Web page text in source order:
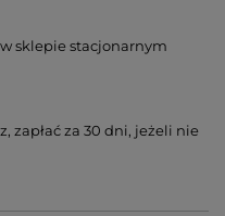
sklepie stacjonarnym
zapłać za 30 dni, jeżeli nie